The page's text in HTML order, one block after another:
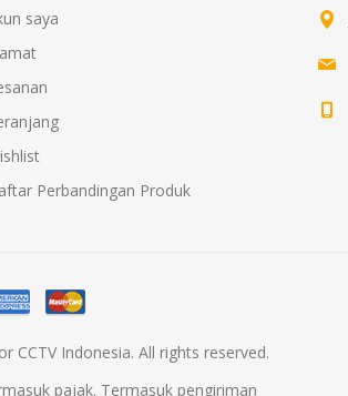
saya
Perbandingan Produk
CCTV Indonesia. All rights reserved.
pajak. Termasuk pengiriman